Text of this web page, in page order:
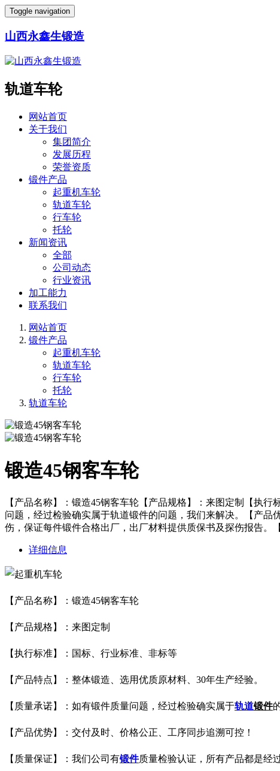
Toggle navigation
山西永鑫生锻造
轨道车轮
网站首页
关于我们
集团简介
发展历程
荣誉资质
锻件产品
起重机车轮
轨道车轮
行车轮
托轮
新闻资讯
全部
公司动态
行业资讯
加工能力
联系我们
网站首页
锻件产品
起重机车轮
轨道车轮
行车轮
托轮
轨道车轮
锻造45钢客车轮
【产品名称】：锻造45钢客车轮【产品规格】：来图定制【执
问题，经过检验确实属于轨道锻件的问题，我们来解决。【产
伤，保证每件锻件合格出厂，出厂材料提供质保书及探伤报告。
详细信息
【产品名称】： 锻造45钢客车轮
【产品规格】：来图定制
【执行标准】：国标、行业标准、非标等
【产品特点】：整体锻造、选用优质原材料、30年生产经验。
【质量承诺】：如有锻件质量问题，经过检验确实属于轨道锻件
【产品优势】：交付及时、价格公正、工序同步追溯可控！
【质量保证】：我们公司有锻件质量检验认证，所有产品都是经